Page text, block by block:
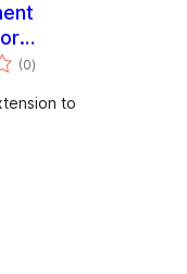
(0एकूण
मूल्यांकन
)
to